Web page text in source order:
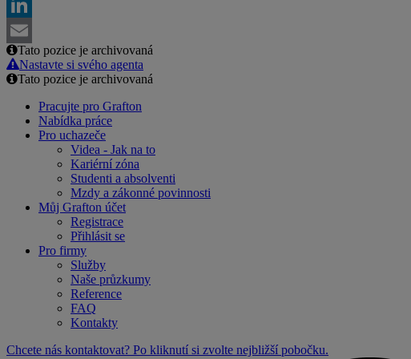
Facebook
LinkedIn
Email
Tato pozice je archivovaná
Nastavte si svého agenta
Tato pozice je archivovaná
Pracujte pro Grafton
Nabídka práce
Pro uchazeče
Videa - Jak na to
Kariérní zóna
Studenti a absolventi
Mzdy a zákonné povinnosti
Můj Grafton účet
Registrace
Přihlásit se
Pro firmy
Služby
Naše průzkumy
Reference
FAQ
Kontakty
Chcete nás kontaktovat? Po kliknutí si zvolte nejbližší pobočku.